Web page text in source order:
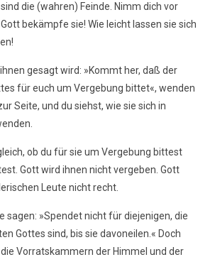
die (wahren) Feinde. Nimm dich vor
bekämpfe sie! Wie leicht lassen sie sich
gesagt wird: »Kommt her, daß der
für euch um Vergebung bittet«, wenden
Seite, und du siehst, wie sie sich in
ob du für sie um Vergebung bittest
Gott wird ihnen nicht vergeben. Gott
Leute nicht recht.
sagen: »Spendet nicht für diejenigen, die
Gottes sind, bis sie davoneilen.« Doch
Vorratskammern der Himmel und der